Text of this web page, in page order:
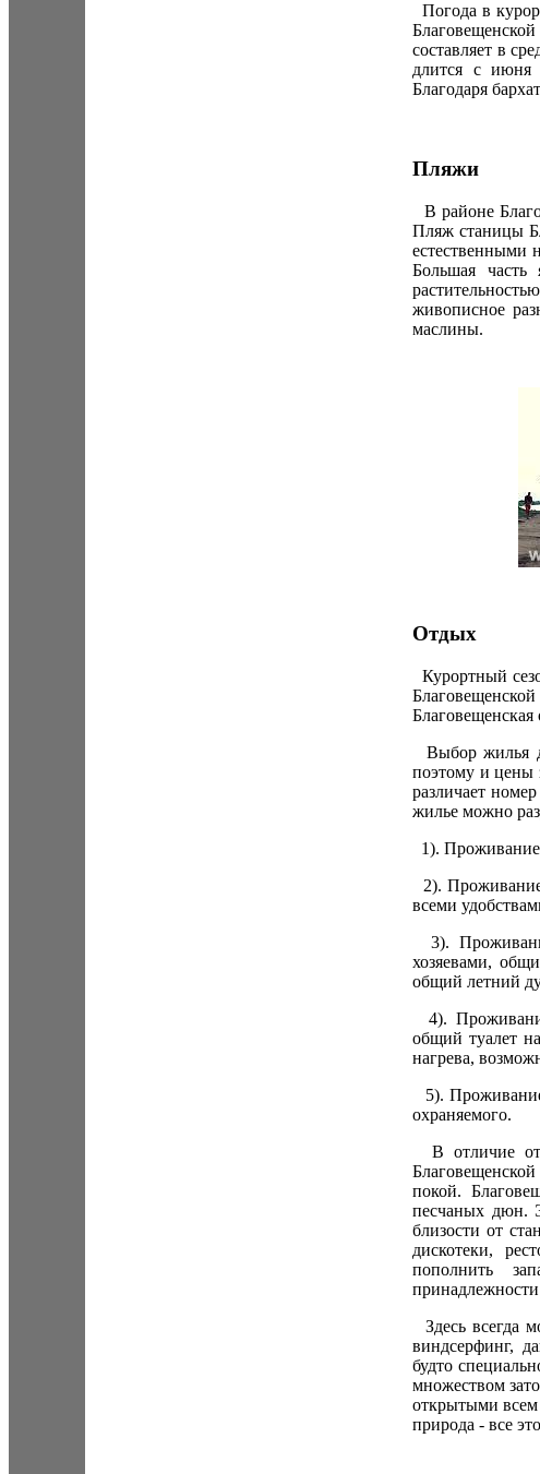
Погода в
составляет в
длится с июня
Благодаря
Пляжи
В районе
Пляж станицы
естественными
Большая часть
живописное
маслины.
Отдых
Курортный
Выбор жилья
поэтому и цены
различает
жилье можно
1). Проживание
2).
всеми
3).
хозяевами,
общий летний
4).
общий туалет
нагрева,
5).
охраняемого.
В отличие от
покой.
песчаных дюн.
близости от
дискотеки,
пополнить
Здесь всегда
виндсерфинг,
будто
множеством
открытыми
природа - все